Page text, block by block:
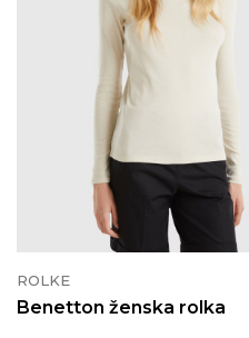
ROLKE
Benetton ženska rolka